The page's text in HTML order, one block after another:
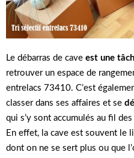
Le débarras de cave est une
retrouver un espace de
entrelacs 73410. C’est
classer dans ses affaires et se
qui s’y sont accumulés au fil des
En effet, la cave est souvent le
dont on ne se sert plus ou que